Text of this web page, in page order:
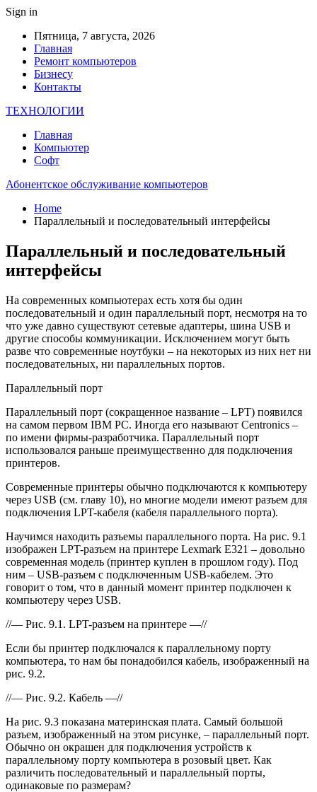
Sign in
Пятница, 7 августа, 2026
Главная
Ремонт компьютеров
Бизнесу
Контакты
ТЕХНОЛОГИИ
Главная
Компьютер
Софт
Абонентское обслуживание компьютеров
Home
Параллельный и последовательный интерфейсы
Параллельный и последовательный
интерфейсы
На современных компьютерах есть хотя бы один
последовательный и один параллельный порт, несмотря на то
что уже давно существуют сетевые адаптеры, шина USB и
другие способы коммуникации. Исключением могут быть
разве что современные ноутбуки – на некоторых из них нет ни
последовательных, ни параллельных портов.
Параллельный порт
Параллельный порт (сокращенное название – LPT) появился
на самом первом IBM PC. Иногда его называют Centronics –
по имени фирмы-разработчика. Параллельный порт
использовался раньше преимущественно для подключения
принтеров.
Современные принтеры обычно подключаются к компьютеру
через USB (см. главу 10), но многие модели имеют разъем для
подключения LPT-кабеля (кабеля параллельного порта).
Научимся находить разъемы параллельного порта. На рис. 9.1
изображен LPT-разъем на принтере Lexmark E321 – довольно
современная модель (принтер куплен в прошлом году). Под
ним – USB-разъем с подключенным USB-кабелем. Это
говорит о том, что в данный момент принтер подключен к
компьютеру через USB.
//— Рис. 9.1. LPT-разъем на принтере —//
Если бы принтер подключался к параллельному порту
компьютера, то нам бы понадобился кабель, изображенный на
рис. 9.2.
//— Рис. 9.2. Кабель —//
На рис. 9.3 показана материнская плата. Самый большой
разъем, изображенный на этом рисунке, – параллельный порт.
Обычно он окрашен для подключения устройств к
параллельному порту компьютера в розовый цвет. Как
различить последовательный и параллельный порты,
одинаковые по размерам?